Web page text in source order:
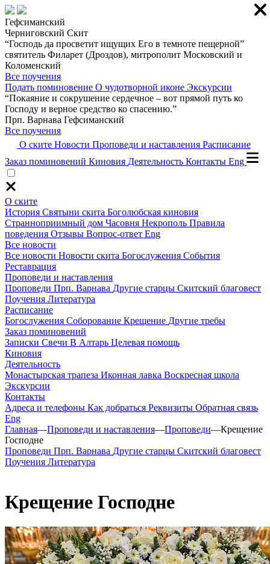
Гефсиманский
Черниговский Скит
“Господь да просветит ищущих Его в темноте пещерной”
святитель Филарет (Дроздов), митрополит Московский и
Коломенский
Все поучения
Подать поминовение О чудотворной иконе Экскурсии
“Покаяние и сокрушение сердечное – вот прямой путь ко
Господу и верное средство ко спасению.”
Прп. Варнава Гефсиманский
Все поучения
О ските Новости Проповеди и наставления Расписание
Заказ поминовений Киновия Деятельность Контакты Eng
О ските
История Святыни скита Боголюбская киновия
Странноприимный дом Часовня Некрополь Правила
поведения Отзывы Вопрос-ответ Eng
Все новости
Все новости Новости скита Богослужения События
Реставрация
Проповеди и наставления
Проповеди Прп. Варнава Другие старцы Скитский благовест
Поучения Литература
Расписание
Богослужения Соборование Крещение Другие требы
Заказ поминовений
Записки Свечи В Алтарь Целевая помощь
Киновия
Деятельность
Монастырская трапеза Иконная лавка Воскресная школа
Экскурсии
Контакты
Адреса и телефоны Как добраться Реквизиты Обратная связь
Eng
Главная—Проповеди и наставления—Проповеди—Крещение
Господне
Проповеди Прп. Варнава Другие старцы Скитский благовест
Поучения Литература
Крещение Господне